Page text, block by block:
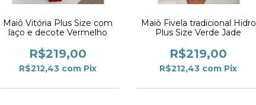
Maiô Vitória Plus Size com
laço e decote Vermelho
R$219,00
R$212,43 com Pix
Maiô Fivela tradicional Hidro
Plus Size Verde Jade
R$219,00
R$212,43 com Pix